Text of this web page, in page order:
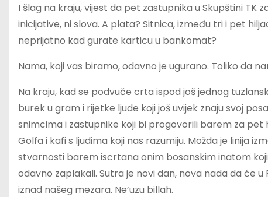
I šlag na kraju, vijest da pet zastupnika u Skupštini TK
inicijative, ni slova. A plata? Sitnica, između tri i pet
neprijatno kad gurate karticu u bankomat?
Nama, koji vas biramo, odavno je ugurano. Toliko da
Na kraju, kad se podvuče crta ispod još jednog
burek u gram i rijetke ljude koji još uvijek znaju svoj
snimcima i zastupnike koji bi progovorili barem za
Golfa i kafi s ljudima koji nas razumiju. Možda je linija
stvarnosti barem iscrtana onim bosanskim inatom
odavno zaplakali. Sutra je novi dan, nova nada da će
iznad našeg mezara. Ne’uzu billah.